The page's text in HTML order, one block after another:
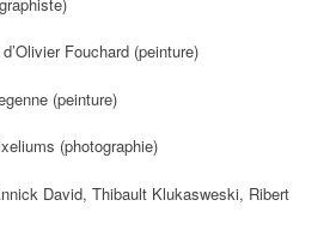
Fouchard (peinture)
(peinture)
(photographie)
David, Thibault Klukasweski, Ribert